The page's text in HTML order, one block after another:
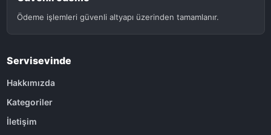
Ödeme işlemleri güvenli altyapı üzerinden tamamlanır.
Servisevinde
Hakkımızda
Kategoriler
İletişim